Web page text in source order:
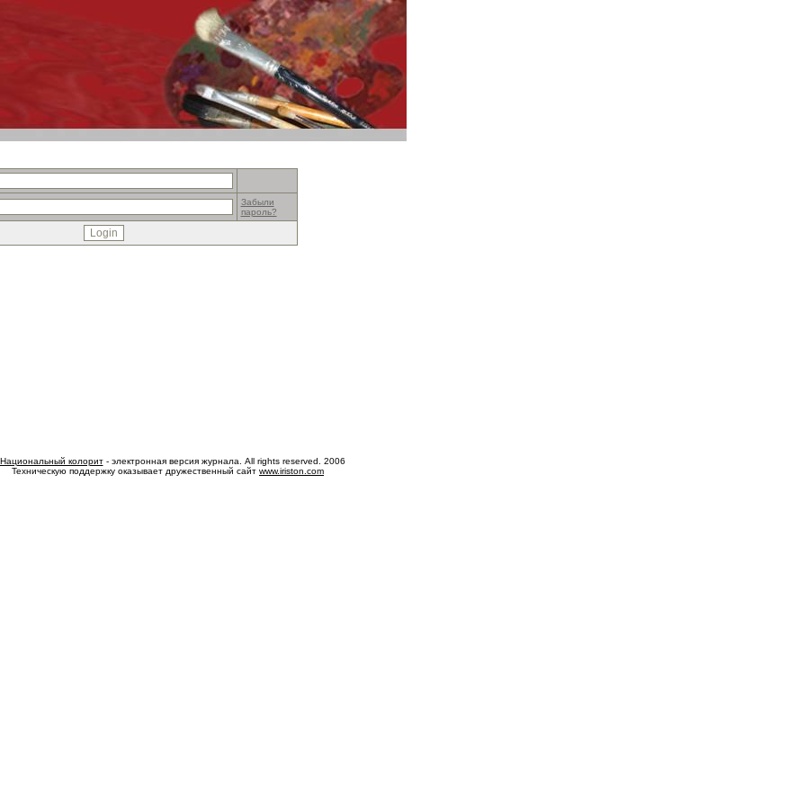
Забыли
пароль?
Национальный колорит- электронная версия журнала. All rights reserved. 2006
Техническую поддержку оказывает дружественный сайт www.iriston.com